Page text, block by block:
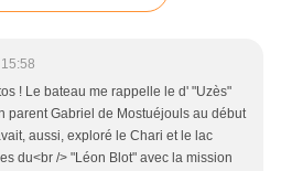
! Le bateau me rappelle le d' "Uzès"
parent Gabriel de Mostuéjouls au début
aussi, exploré le Chari et le lac
du<br /> "Léon Blot" avec la mission